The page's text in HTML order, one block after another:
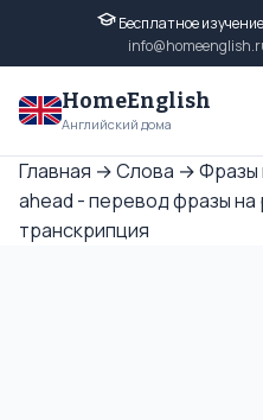
Бесплатное
HomeEnglish
Английский дома
Главная →Слова →Фразы
ahead - перевод фразы на
транскрипция